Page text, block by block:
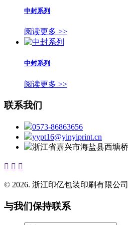
中封系列
阅读更多 >>
中封系列
阅读更多 >>
联系我们
0573-86863656
yypt16@yinyiprint.cn
浙江省嘉兴市海盐县西塘
  
© 2026. 浙江印亿包装印刷有限公
与我们保持联系